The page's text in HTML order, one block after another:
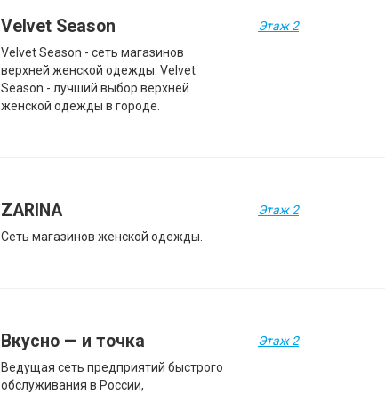
Velvet Season
Velvet Season - сеть магазинов
верхней женской одежды. Velvet
Season - лучший выбор верхней
женской одежды в городе.
Этаж 2
ZARINA
Сеть магазинов женской одежды.
Этаж 2
Вкусно — и точка
Ведущая сеть предприятий быстрого
обслуживания в России,
Этаж 2